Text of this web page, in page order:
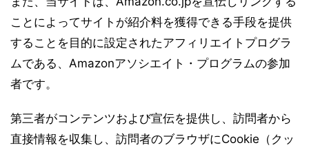
ことによってサイトが紹介料を獲得できる手段を提供
することを目的に設定されたアフィリエイトプログラ
ムである、Amazonアソシエイト・プログラムの参加
者です。
第三者がコンテンツおよび宣伝を提供し、訪問者から
直接情報を収集し、訪問者のブラウザにCookie（クッ